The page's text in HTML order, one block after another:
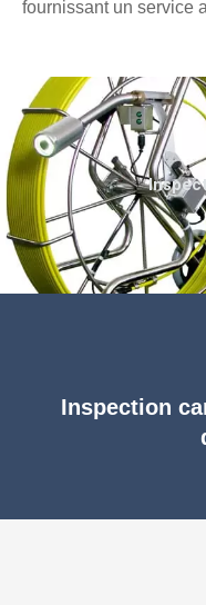
fournissant un service
Inspection